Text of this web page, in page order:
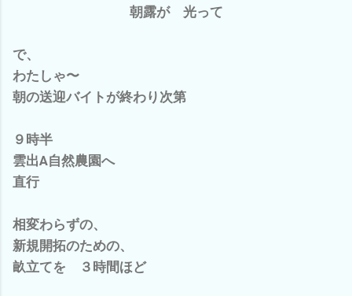
朝露が 光って
で、
わたしゃ〜
朝の送迎バイトが終わり次第
９時半
雲出A自然農園へ
直行
相変わらずの、
新規開拓のための、
畝立てを ３時間ほど